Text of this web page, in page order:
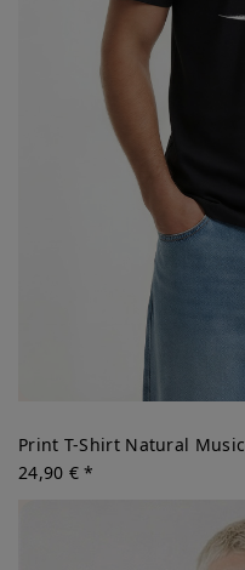
Print T-Shirt Natural Music
24,90 € *